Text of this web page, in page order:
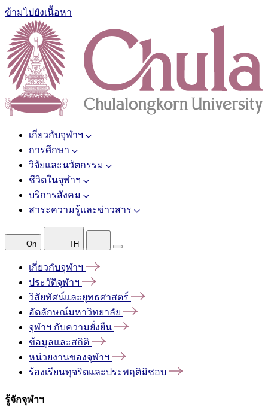
ข้ามไปยังเนื้อหา
เกี่ยวกับจุฬาฯ
การศึกษา
วิจัยและนวัตกรรม
ชีวิตในจุฬาฯ
บริการสังคม
สาระความรู้และข่าวสาร
On TH
เกี่ยวกับจุฬาฯ
ประวัติจุฬาฯ
วิสัยทัศน์และยุทธศาสตร์
อัตลักษณ์มหาวิทยาลัย
จุฬาฯ กับความยั่งยืน
ข้อมูลและสถิติ
หน่วยงานของจุฬาฯ
ร้องเรียนทุจริตและประพฤติมิชอบ
รู้จักจุฬาฯ